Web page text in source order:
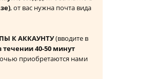
, от вас нужна почта вида
К АККАУНТУ(вводите в
течении 40-50 минут
приобретаются нами